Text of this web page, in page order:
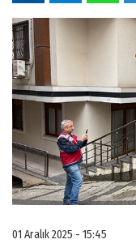
01 Aralık 2025 - 15:45